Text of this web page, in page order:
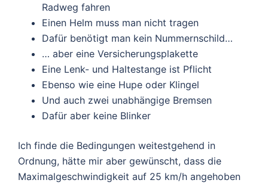
Radweg fahren
Einen Helm muss man nicht tragen
Dafür benötigt man kein Nummernschild…
… aber eine Versicherungsplakette
Eine Lenk- und Haltestange ist Pflicht
Ebenso wie eine Hupe oder Klingel
Und auch zwei unabhängige Bremsen
Dafür aber keine Blinker
Ich finde die Bedingungen weitestgehend in
Ordnung, hätte mir aber gewünscht, dass die
Maximalgeschwindigkeit auf 25 km/h angehoben